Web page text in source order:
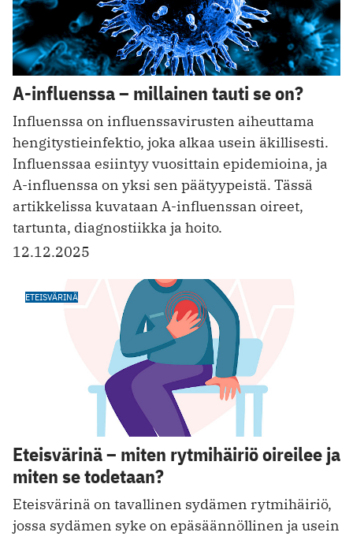
A-influenssa – millainen tauti se on?
Influenssa on influenssavirusten aiheuttama
hengitystieinfektio, joka alkaa usein äkillisesti.
Influenssaa esiintyy vuosittain epidemioina, ja
A-influenssa on yksi sen päätyypeistä. Tässä
artikkelissa kuvataan A-influenssan oireet,
tartunta, diagnostiikka ja hoito.
12.12.2025
ETEISVÄRINÄ
Eteisvärinä – miten rytmihäiriö oireilee ja
miten se todetaan?
Eteisvärinä on tavallinen sydämen rytmihäiriö,
jossa sydämen syke on epäsäännöllinen ja usein